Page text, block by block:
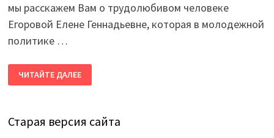
мы расскажем Вам о трудолюбивом человеке
Егоровой Елене Геннадьевне, которая в молодежной
политике …
РУБРИКА
«ЧЕЛОВЕК
ТРУДА
Е.Г.
ЧИТАЙТЕ ДАЛЕЕ
Старая версия сайта